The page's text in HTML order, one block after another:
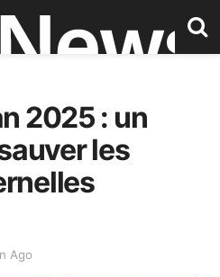
2025 : un
les
Ago